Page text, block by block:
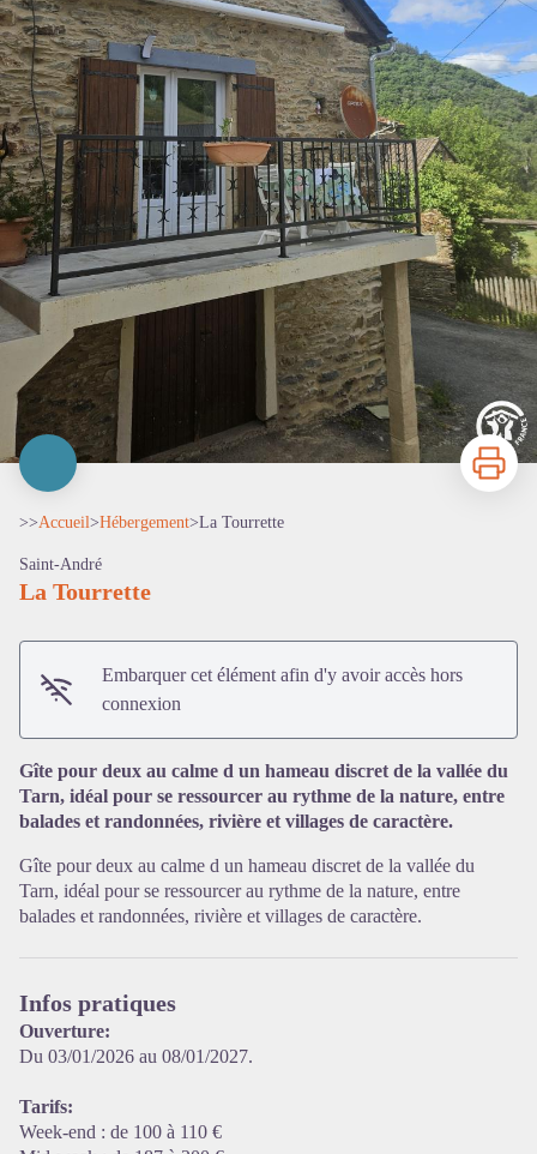
Imprimer
>>Accueil>Hébergement>La Tourrette
Saint-André
La Tourrette
Embarquer cet élément afin d'y avoir accès hors
connexion
Gîte pour deux au calme d un hameau discret de la vallée du
Tarn, idéal pour se ressourcer au rythme de la nature, entre
balades et randonnées, rivière et villages de caractère.
Gîte pour deux au calme d un hameau discret de la vallée du
Tarn, idéal pour se ressourcer au rythme de la nature, entre
balades et randonnées, rivière et villages de caractère.
Infos pratiques
Ouverture:
Du 03/01/2026 au 08/01/2027.
Tarifs:
Week-end : de 100 à 110 €